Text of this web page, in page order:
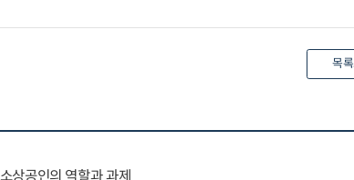
목록
상공인의 역할과 과제